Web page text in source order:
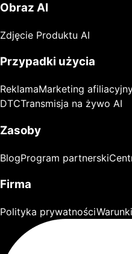
Obraz AI
Zdjęcie Produktu AI
Przypadki użycia
ReklamaMarketing
DTCTransmisja na żywo AI
Zasoby
BlogProgram partnerski
Firma
Polityka prywatnościWarunki